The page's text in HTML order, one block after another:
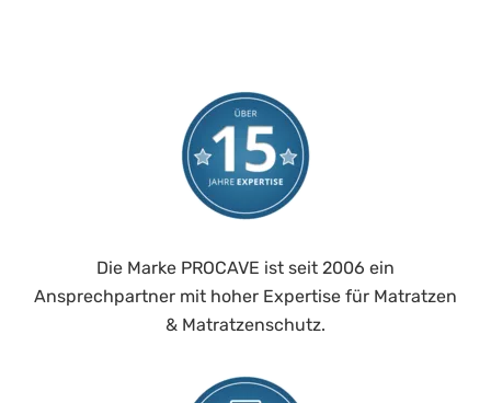
Die Marke PROCAVE ist seit 2006 ein
Ansprechpartner mit hoher Expertise für Matratzen
& Matratzenschutz.